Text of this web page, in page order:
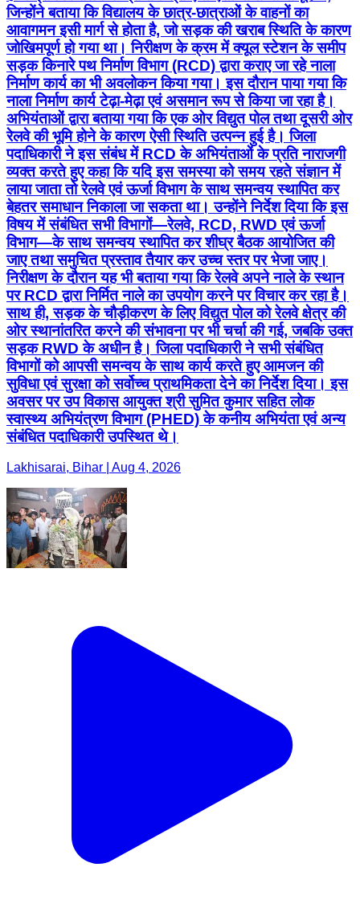
जिन्होंने बताया कि विद्यालय के छात्र-छात्राओं के वाहनों का
आवागमन इसी मार्ग से होता है, जो सड़क की खराब स्थिति के कारण
जोखिमपूर्ण हो गया था। निरीक्षण के क्रम में क्यूल स्टेशन के समीप
सड़क किनारे पथ निर्माण विभाग (RCD) द्वारा कराए जा रहे नाला
निर्माण कार्य का भी अवलोकन किया गया। इस दौरान पाया गया कि
नाला निर्माण कार्य टेढ़ा-मेढ़ा एवं असमान रूप से किया जा रहा है।
अभियंताओं द्वारा बताया गया कि एक ओर विद्युत पोल तथा दूसरी ओर
रेलवे की भूमि होने के कारण ऐसी स्थिति उत्पन्न हुई है। जिला
पदाधिकारी ने इस संबंध में RCD के अभियंताओं के प्रति नाराजगी
व्यक्त करते हुए कहा कि यदि इस समस्या को समय रहते संज्ञान में
लाया जाता तो रेलवे एवं ऊर्जा विभाग के साथ समन्वय स्थापित कर
बेहतर समाधान निकाला जा सकता था। उन्होंने निर्देश दिया कि इस
विषय में संबंधित सभी विभागों—रेलवे, RCD, RWD एवं ऊर्जा
विभाग—के साथ समन्वय स्थापित कर शीघ्र बैठक आयोजित की
जाए तथा समुचित प्रस्ताव तैयार कर उच्च स्तर पर भेजा जाए।
निरीक्षण के दौरान यह भी बताया गया कि रेलवे अपने नाले के स्थान
पर RCD द्वारा निर्मित नाले का उपयोग करने पर विचार कर रहा है।
साथ ही, सड़क के चौड़ीकरण के लिए विद्युत पोल को रेलवे क्षेत्र की
ओर स्थानांतरित करने की संभावना पर भी चर्चा की गई, जबकि उक्त
सड़क RWD के अधीन है। जिला पदाधिकारी ने सभी संबंधित
विभागों को आपसी समन्वय के साथ कार्य करते हुए आमजन की
सुविधा एवं सुरक्षा को सर्वोच्च प्राथमिकता देने का निर्देश दिया। इस
अवसर पर उप विकास आयुक्त श्री सुमित कुमार सहित लोक
स्वास्थ्य अभियंत्रण विभाग (PHED) के कनीय अभियंता एवं अन्य
संबंधित पदाधिकारी उपस्थित थे।
Lakhisarai, Bihar | Aug 4, 2026